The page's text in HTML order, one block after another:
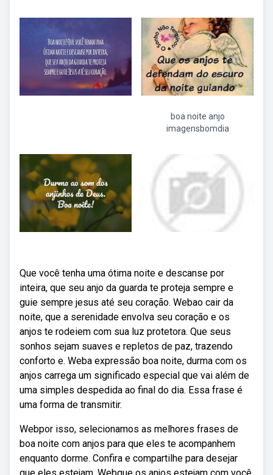
boa noite anjo
imagensbomdia
Que você tenha uma ótima noite e descanse por
inteira, que seu anjo da guarda te proteja sempre e
guie sempre jesus até seu coração. Webao cair da
noite, que a serenidade envolva seu coração e os
anjos te rodeiem com sua luz protetora. Que seus
sonhos sejam suaves e repletos de paz, trazendo
conforto e. Weba expressão boa noite, durma com os
anjos carrega um significado especial que vai além de
uma simples despedida ao final do dia. Essa frase é
uma forma de transmitir.
Webpor isso, selecionamos as melhores frases de
boa noite com anjos para que eles te acompanhem
enquanto dorme. Confira e compartilhe para desejar